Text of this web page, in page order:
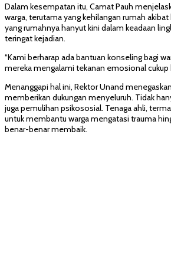
Dalam kesempatan itu, Camat Pauh
warga, terutama yang kehilangan rumah
yang rumahnya hanyut kini dalam keadaan
teringat kejadian.
“Kami berharap ada bantuan konseling bagi
mereka mengalami tekanan emosional cukup
Menanggapi hal ini, Rektor Unand
memberikan dukungan menyeluruh. Tidak
juga pemulihan psikososial. Tenaga ahli,
untuk membantu warga mengatasi trauma
benar-benar membaik.